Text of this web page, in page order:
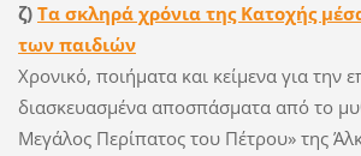
ζ) Τα σκληρά χρόνια της Κατοχής
των παιδιών
Χρονικό, ποιήματα και κείμενα για την
διασκευασμένα αποσπάσματα από το
Μεγάλος Περίπατος του Πέτρου» της